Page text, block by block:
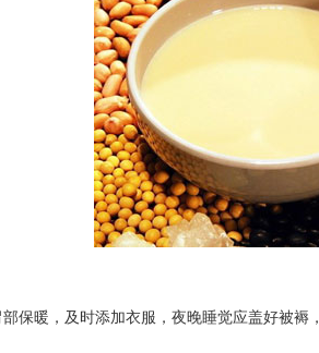
保暖，及时添加衣服，夜晚睡觉应盖好被